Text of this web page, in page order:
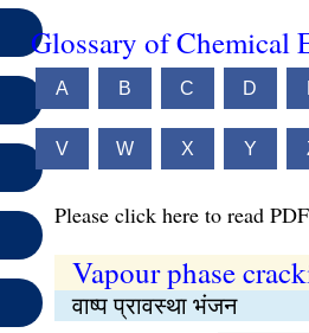
Glossary of Chemical
A B C D
V W X Y
Please click here to read
Vapour phase
वाष्प प्रावस्था भंजन